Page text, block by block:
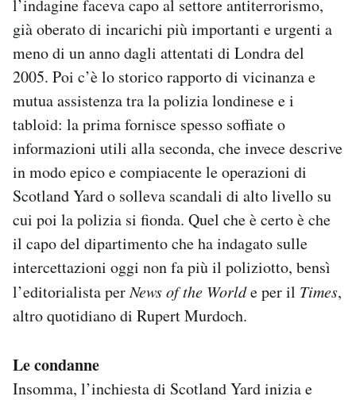
l’indagine faceva capo al settore antiterrorismo,
già oberato di incarichi più importanti e urgenti a
meno di un anno dagli attentati di Londra del
2005. Poi c’è lo storico rapporto di vicinanza e
mutua assistenza tra la polizia londinese e i
tabloid: la prima fornisce spesso soffiate o
informazioni utili alla seconda, che invece descrive
in modo epico e compiacente le operazioni di
Scotland Yard o solleva scandali di alto livello su
cui poi la polizia si fionda. Quel che è certo è che
il capo del dipartimento che ha indagato sulle
intercettazioni oggi non fa più il poliziotto, bensì
l’editorialista perNews of the Worlde per il Times,
altro quotidiano di Rupert Murdoch.
Le condanne
Insomma, l’inchiesta di Scotland Yard inizia e